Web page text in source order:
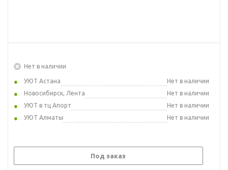
Нет в наличии
УЮТ Астана
Нет в наличии
Новосибирск, Лента
Нет в наличии
УЮТ в тц Апорт
Нет в наличии
УЮТ Алматы
Нет в наличии
Под заказ